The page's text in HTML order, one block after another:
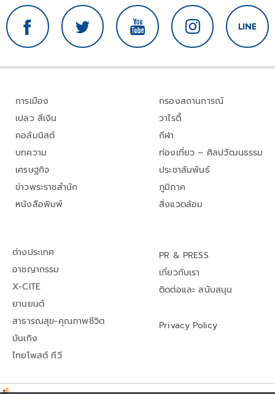
การเมือง
เปลว สีเงิน
คอลัมนิสต์
บทความ
เศรษฐกิจ
ข่าวพระราชสำนัก
หนังสือพิมพ์
กรองสถานการณ์
วาไรตี้
กีฬา
ท่องเที่ยว – ศิลปวัฒนธรรม
ประชาสัมพันธ์
ภูมิภาค
สิ่งแวดล้อม
ต่างประเทศ
อาชญากรรม
X-CITE
ยานยนต์
สาธารณสุข-คุณภาพชีวิต
บันเทิง
ไทยโพสต์ ทีวี
PR & PRESS
เกี่ยวกับเรา
ติดต่อและ สนับสนุน
Privacy Policy